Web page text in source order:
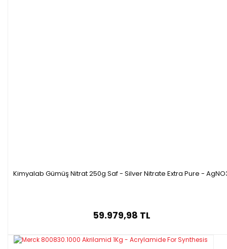
Kimyalab Gümüş Nitrat 250g Saf - Silver Nitrate Extra Pure -
59.979,98 TL